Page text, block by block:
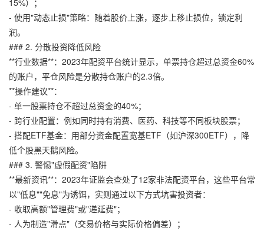
- 使用"动态止损"策略：随着股价上涨，逐步上移止损位，锁定利
润。
### 2. 分散投资降低风险
**行业数据**：2023年配资平台统计显示，单票持仓超过总资金60%
的账户，平仓风险是分散持仓账户的2.3倍。
**操作建议**：
- 单一股票持仓不超过总资金的40%；
- 跨行业配置：例如同时持有消费、医药、科技等不同板块股票；
- 搭配ETF基金：用部分资金配置宽基ETF（如沪深300ETF），降
低个股黑天鹅风险。
### 3. 警惕"虚假配资"陷阱
**最新资讯**：2023年证监会查处了12家非法配资平台，这些平台常
以"低息""免息"为诱饵，实则通过以下方式坑害投资者：
- 收取高额"管理费"或"递延费"；
- 人为制造"滑点"（交易价格与实际价格偏差）；